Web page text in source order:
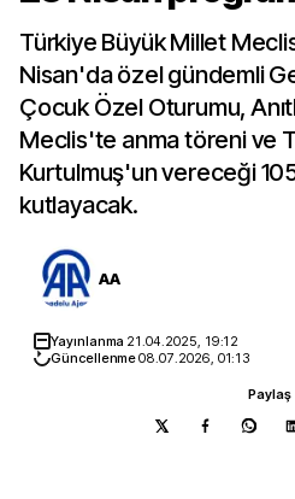
Türkiye Büyük Millet
Nisan'da özel gündemli
Çocuk Özel Oturumu,
Meclis'te anma töreni ve
Kurtulmuş'un vereceği
kutlayacak.
AA
Yayınlanma 21.04.2025, 19:12
Güncellenme08.07.2026, 01:13
Paylaş